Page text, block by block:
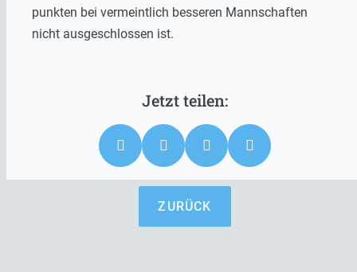
punkten bei vermeintlich besseren Mannschaften
nicht ausgeschlossen ist.
ZURÜCK